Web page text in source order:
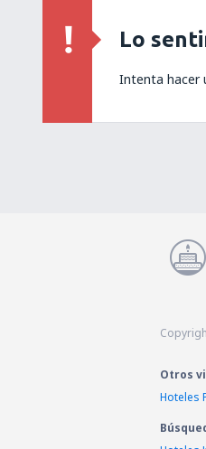
Lo
Intenta hacer
Otros
Hoteles